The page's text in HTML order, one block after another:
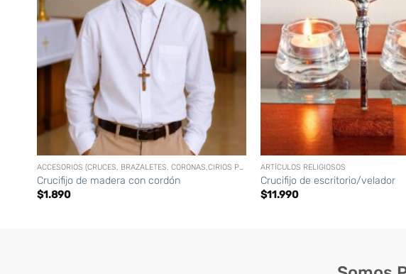
ACCESORIOS (CRUCES, BRAZALETES, CORONAS,CIRIOS PERSONALIZADOS, ETC)
Crucifijo de madera con cordón
$1.890
ARTÍCULOS RELIGIOSOS
Crucifijo de escritorio/velador
$11.990